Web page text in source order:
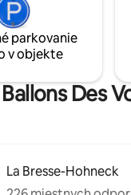
vonkajší
kabína:
ročnom
parkovanie
v objekte
Des
La Bresse-Hohneck